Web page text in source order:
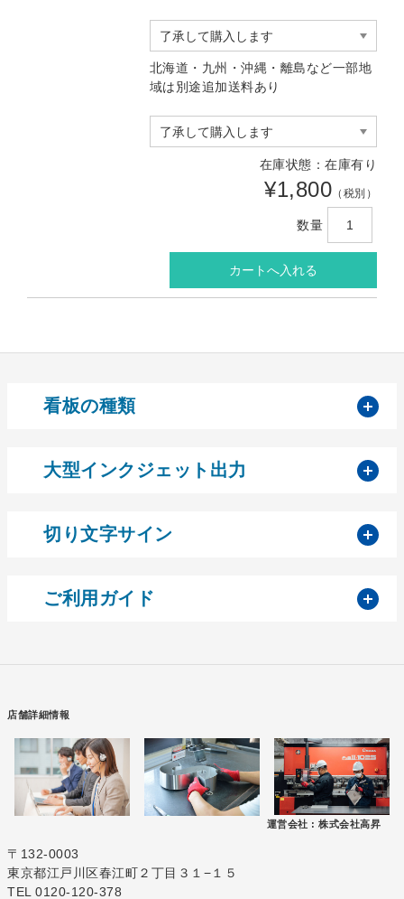
北海道・九州・沖縄・離島など一部地
域は別途追加送料あり
在庫状態：在庫有り
¥1,800 （税別）
数量
看板の種類
大型インクジェット出力
切り文字サイン
ご利用ガイド
店舗詳細情報
運営会社 : 株式会社高昇
〒132-0003
東京都江戸川区春江町２丁目３１−１５
TEL 0120-120-378